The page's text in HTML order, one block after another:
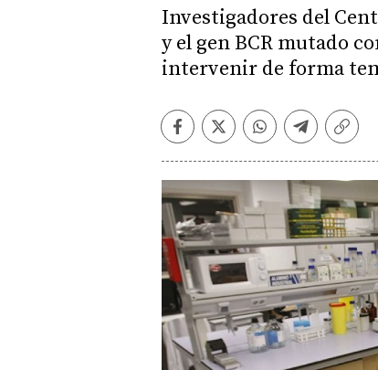
Investigadores del
y el gen BCR mutado
intervenir de forma
Facebook
TwitterWhatsapp
Telegram